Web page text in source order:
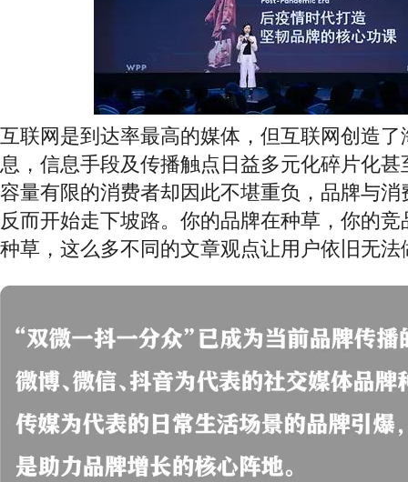
互联网是到达率最高的媒体，但互联网创造了
息，信息手段及传播触点日益多元化碎片化
容量有限的消费者却因此不堪重负，品牌与消
反而开始走下坡路。你的品牌在种草，你的
种草，这么多不同的文章观点让用户依旧无法